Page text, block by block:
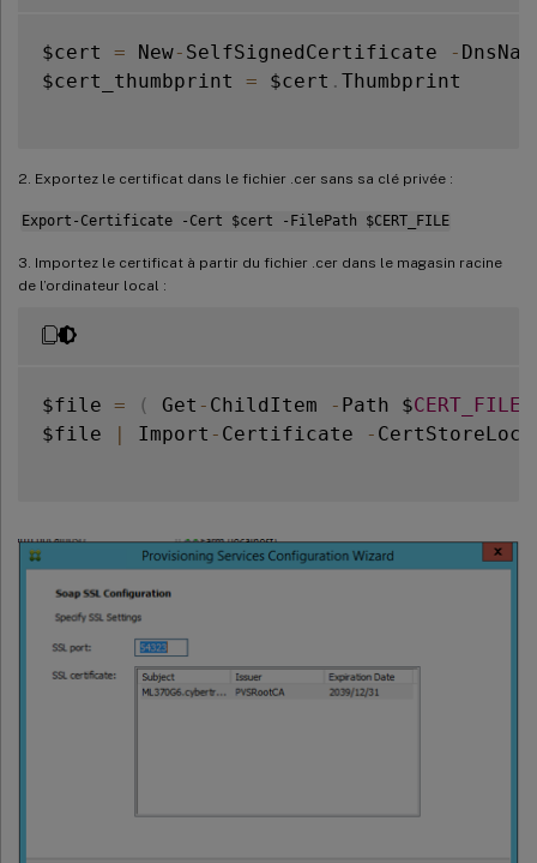
$cert = New- SelfSignedCertificate -
$cert_thumbprint = $cert . Thumbprint
2. Exportez le certificat dans le fichier .cer sans sa clé privée :
Export-Certificate -Cert $cert -FilePath $CERT_FILE
3. Importez le certificat à partir du fichier .cer dans le magasin racine
de l’ordinateur local :
$file = ( Get - ChildItem - Path $CERT_FILE
$file
Import - Certificate -